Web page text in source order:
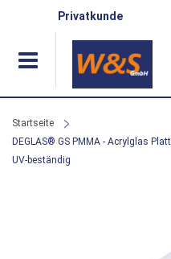
Privatkunde
Startseite
DEGLAS® GS PMMA - Acrylglas
UV-beständig